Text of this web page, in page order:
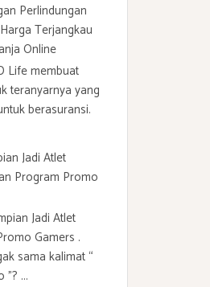
Perlindungan
Terjangkau
Online
Life membuat
teranyarnya yang
berasuransi.
Jadi Atlet
Program Promo
Jadi Atlet
Gamers .
sama kalimat “
...